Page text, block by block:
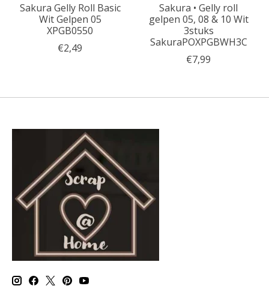
Sakura Gelly Roll Basic
Wit Gelpen 05
XPGB0550
€2,49
Sakura • Gelly roll
gelpen 05, 08 & 10 Wit
3stuks
SakuraPOXPGBWH3C
€7,99